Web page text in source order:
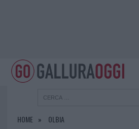
HOME OLBIA